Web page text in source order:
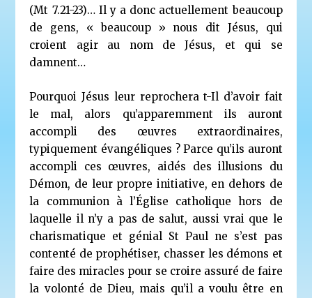
(Mt 7.21-23)… Il y a donc actuellement beaucoup
de gens, « beaucoup » nous dit Jésus, qui
croient agir au nom de Jésus, et qui se
damnent…
Pourquoi Jésus leur reprochera t-Il d’avoir fait
le mal, alors qu’apparemment ils auront
accompli des œuvres extraordinaires,
typiquement évangéliques ? Parce qu’ils auront
accompli ces œuvres, aidés des illusions du
Démon, de leur propre initiative, en dehors de
la communion à l’Église catholique hors de
laquelle il n’y a pas de salut, aussi vrai que le
charismatique et génial St Paul ne s’est pas
contenté de prophétiser, chasser les démons et
faire des miracles pour se croire assuré de faire
la volonté de Dieu, mais qu’il a voulu être en